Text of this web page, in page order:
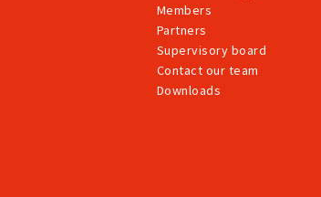
Members
Partners
Supervisory board
Contact our team
Downloads